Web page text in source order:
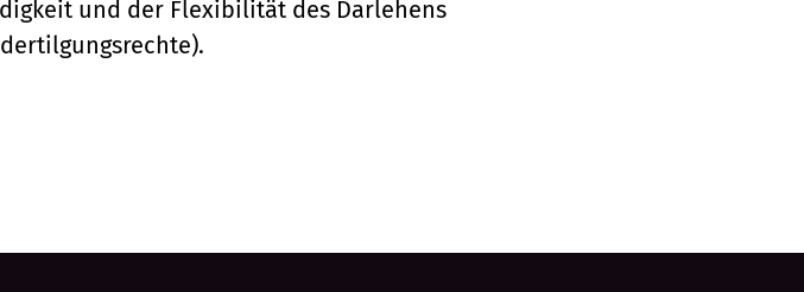
und der Flexibilität des Darlehens